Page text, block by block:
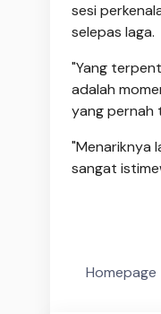
sesi
selepas laga.
"Yang
adalah
yang pernah
"Menariknya
sangat
Homepage